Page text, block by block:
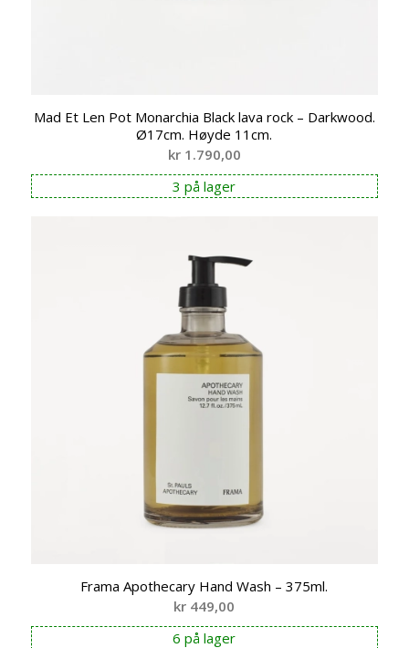
Mad Et Len Pot Monarchia Black lava rock – Darkwood.
Ø17cm. Høyde 11cm.
kr1.790,00
3 på lager
Frama Apothecary Hand Wash – 375ml.
kr 449,00
6 på lager